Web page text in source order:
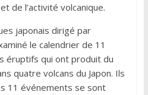
de l’activité volcanique.
japonais dirigé par
le calendrier de 11
éruptifs qui ont produit du
quatre volcans du Japon. Ils
11 événements se sont